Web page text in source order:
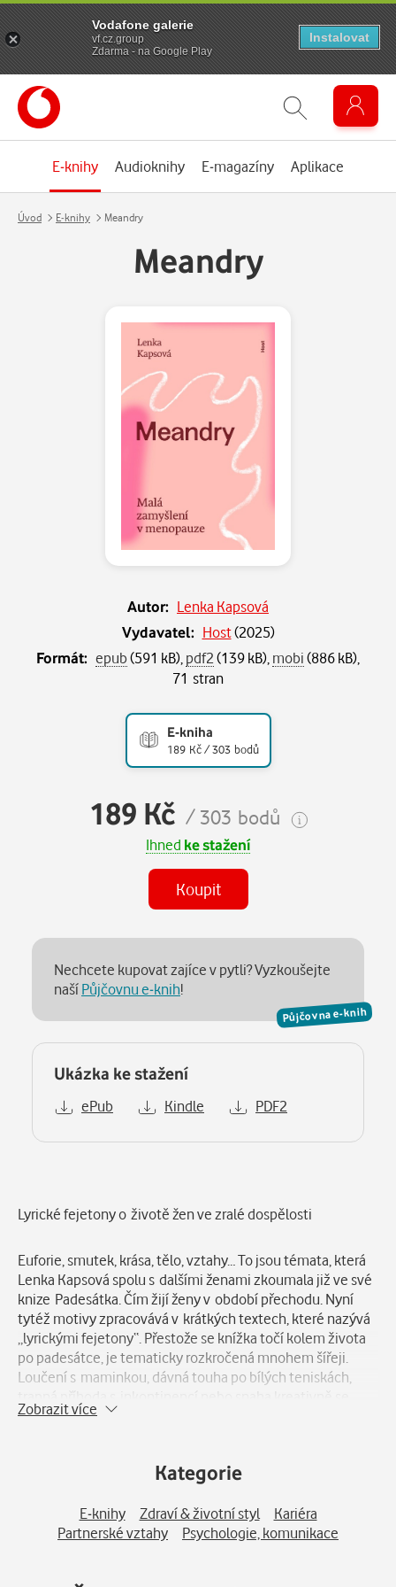
E-knihy Audioknihy E-magazíny Aplikace
Úvod E-knihy Meandry
Meandry
Autor: Lenka Kapsová
Vydavatel: Host(2025)
Formát: epub(591 kB), pdf2(139 kB), mobi(886 kB),
71 stran
E-kniha
189 Kč / 303 bodů
189 Kč / 303 bodů
Ihned ke stažení
Koupit
Půjčovna e-knih
Nechcete kupovat zajíce v pytli? Vyzkoušejte
našíPůjčovnu e-knih!
Ukázka ke stažení
ePub Kindle PDF2
Lyrické fejetony o životě žen ve zralé dospělosti
Euforie, smutek, krása, tělo, vztahy… To jsou témata, která
Lenka Kapsová spolu s dalšími ženami zkoumala již ve své
knize Padesátka. Čím žijí ženy v období přechodu. Nyní
tytéž motivy zpracovává v krátkých textech, které nazývá
„lyrickými fejetony“. Přestože se knížka točí kolem života
po padesátce, je tematicky rozkročená mnohem šířeji.
Loučení s maminkou, dávná touha po bílých teniskách,
prosadit v kolektivu mladších mužů — to jsou témata, na
využít neviditelnost coby superschopnost nebo proč
s autorkou do textů meandrujících dobrodružnými vodami
života ve zralé dospělosti.
Zobrazit více
Kategorie
E-knihy Zdraví & životní styl
Kariéra
Partnerské vztahy
Psychologie, komunikace
Vodafone galerie
vf.cz.group
Zdarma - na Google Play
Instalovat